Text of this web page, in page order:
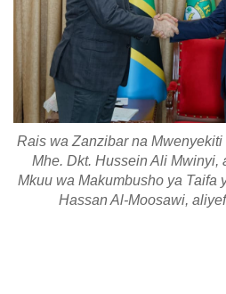
Rais wa Zanzibar na
Mhe. Dkt. Hussein Ali Mwinyi,
Mkuu wa Makumbusho ya Taifa
Hassan Al-Moosawi,